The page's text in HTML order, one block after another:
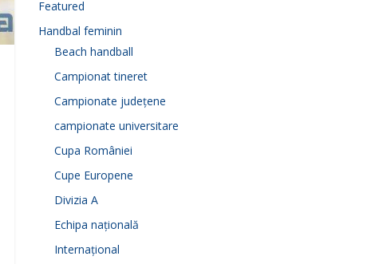
Featured
Handbal feminin
Beach handball
Campionat tineret
Campionate județene
campionate universitare
Cupa României
Cupe Europene
Divizia A
Echipa națională
Internațional